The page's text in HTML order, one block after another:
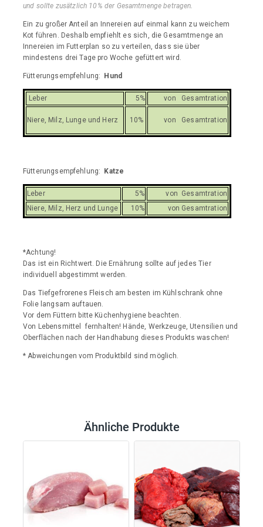
und sollte zusätzlich 10% der Gesamtmenge betragen.
Ein zu großer Anteil an Innereien auf einmal kann zu weichem
Kot führen. Deshalb empfiehlt es sich, die Gesamtmenge an
Innereien im Futterplan so zu verteilen, dass sie über
mindestens drei Tage pro Woche gefüttert wird.
Fütterungsempfehlung: Hund
Leber 5% von Gesamtration
Niere, Milz, Lunge und Herz 10% von Gesamtration
Fütterungsempfehlung: Katze
Leber 5%
von Gesamtration
Niere, Milz, Herz und Lunge
10% von Gesamtration
*Achtung!
Das ist ein Richtwert. Die Ernährung sollte auf jedes Tier
individuell abgestimmt werden.
Das Tiefgefrorenes Fleisch am besten im Kühlschrank ohne
Folie langsam auftauen.
Vor dem Füttern bitte Küchenhygiene beachten.
Von Lebensmittel fernhalten! Hände, Werkzeuge, Utensilien und
Oberflächen nach der Handhabung dieses Produkts waschen!
* Abweichungen vom Produktbild sind möglich.
Ähnliche Produkte